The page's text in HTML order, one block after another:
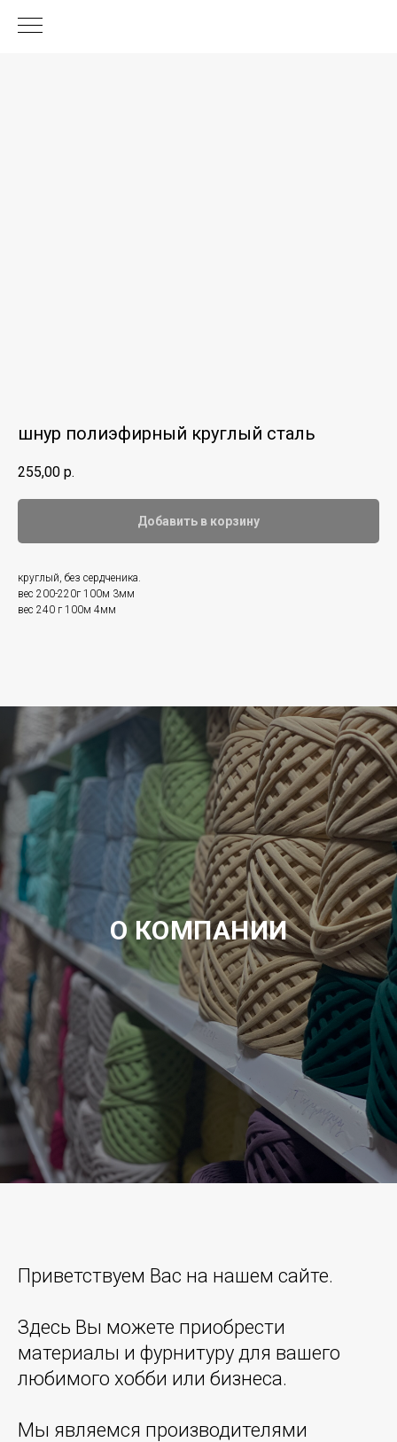
шнур полиэфирный круглый сталь
255,00 р.
Добавить в корзину
круглый, без сердченика.
вес 200-220г 100м 3мм
вес 240 г 100м 4мм
О КОМПАНИИ
Приветствуем Вас на нашем сайте.
Здесь Вы можете приобрести
материалы и фурнитуру для вашего
любимого хобби или бизнеса.
Мы являемся производителями